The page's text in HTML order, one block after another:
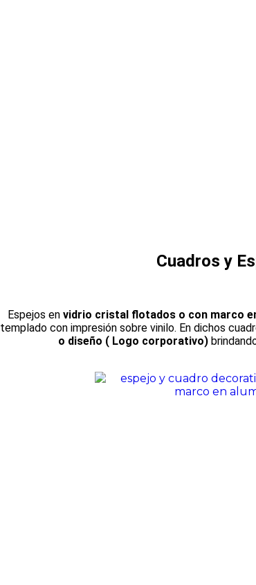
Cuadros y
Espejos en vidrio cristal flotados o con marco
templado con impresión sobre vinilo. En dichos
o diseño ( Logo corporativo)